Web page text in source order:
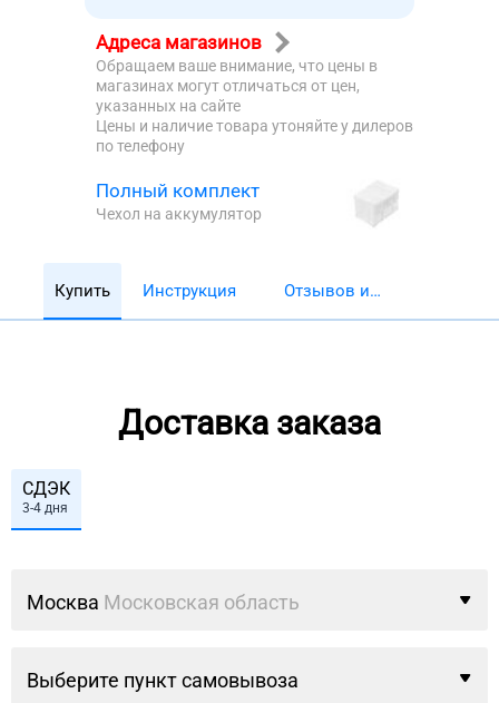
Адреса магазинов
Обращаем ваше внимание, что цены в
магазинах могут отличаться от цен,
указанных на сайте
Цены и наличие товара утоняйте у дилеров
по телефону
Полный комплект
Чехол на аккумулятор
Купить Инструкция
Отзывов и
Доставка заказа
СДЭК
3-4 дня
Москва Московская область
Выберите пункт самовывоза